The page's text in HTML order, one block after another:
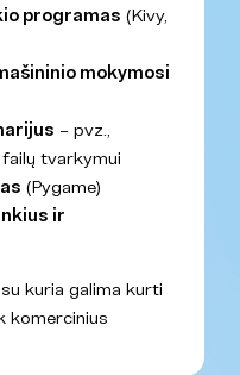
programas (Kivy,
mokymosi
– pvz.,
tvarkymui
(Pygame)
ir
kuria galima kurti
komercinius